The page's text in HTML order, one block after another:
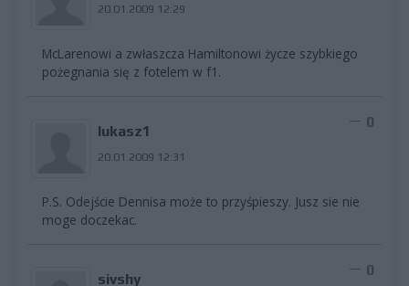
20.01.2009 12:29
McLarenowi a zwłaszcza Hamiltonowi życze szybkiego
pożegnania się z fotelem w f1.
lukasz1
20.01.2009 12:31
0
P.S. Odejście Dennisa może to przyśpieszy. Jusz sie nie
moge doczekac.
sivshy
0